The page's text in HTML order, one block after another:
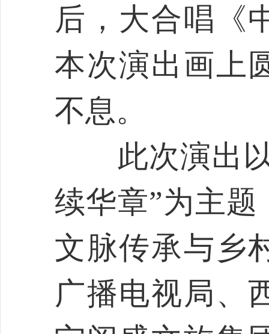
后，大合唱《
本次演出画上
不息。
此次演出以
续华章”为主
文脉传承与乡
广播电视局、